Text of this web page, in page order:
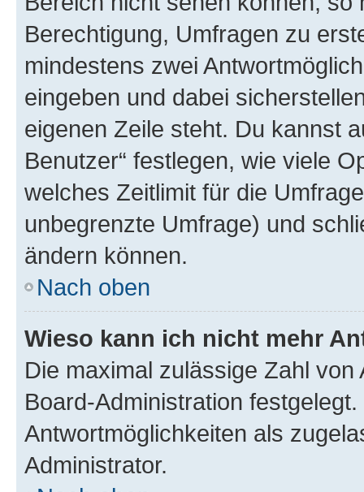
Berechtigung, Umfragen zu
mindestens zwei
eingeben und dabei
eigenen Zeile steht. Du kannst
Benutzer“ festlegen, wie viele
welches Zeitlimit für die
unbegrenzte Umfrage) und
ändern können.
Nach oben
Wieso kann ich nicht mehr
Die maximal zulässige Zahl
Board-Administration
Antwortmöglichkeiten als
Administrator.